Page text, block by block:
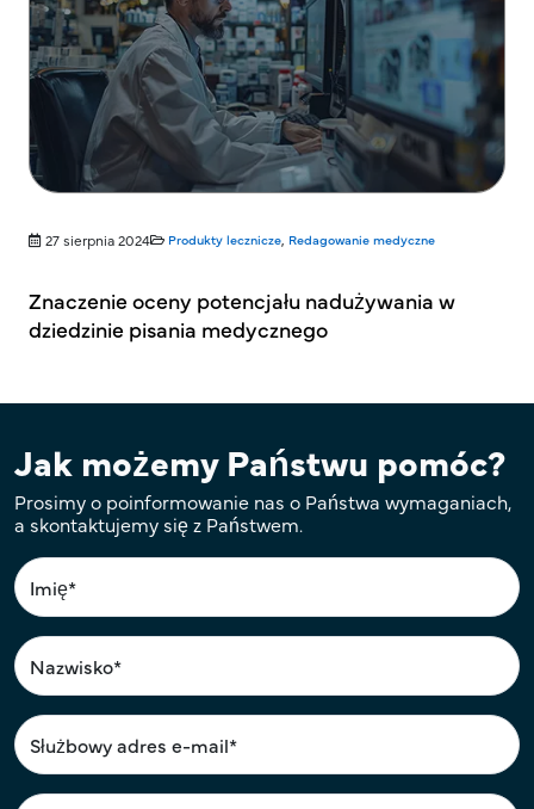
27 sierpnia 2024 Produkty lecznicze Redagowanie medyczne
Znaczenie oceny potencjału nadużywania w
dziedzinie pisania medycznego
Jak możemy Państwu pomóc?
Prosimy o poinformowanie nas o Państwa wymaganiach,
a skontaktujemy się z Państwem.